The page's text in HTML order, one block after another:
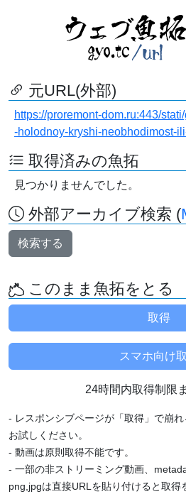
元URL(外部)
https://proremont-dom.ru:443/
-holodnoy-kryshi-neobhodimost-
取得済みの魚拓
見つかりませんでした。
外部アーカイブ検索 (
検索する
このまま魚拓をとる
24時間内取得制限
- レスポンシブページが「取得」で崩
お試しください。
- 動画は原則取得不能です。
- 一部の非ストリーミング動画、
png,jpgは直接URLを貼り付けると取得